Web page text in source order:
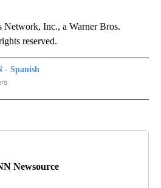
Inc., a Warner Bros.
reserved.
- Spanish
TO RECEIVE NOTIFICATIONS ABOUT
Newsource